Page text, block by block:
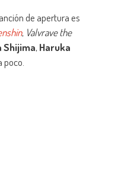
de apertura es
, Valvrave the
Shijima, Haruka
poco.